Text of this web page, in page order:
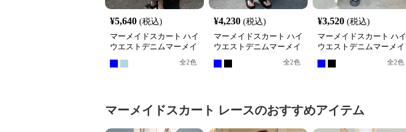
¥5,640 (税込)
マーメイドスカート ハイ
ウエストデニムマーメイ
全2色
¥4,230 (税込)
マーメイドスカート ハイ
ウエストデニムマーメイ
全2色
¥3,520 (税込)
マーメイドスカート ハイ
ウエストデニムマーメイ
全2色
マーメイドスカート レースのおすすめアイテム